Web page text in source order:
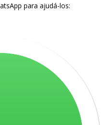
para ajudá-los: